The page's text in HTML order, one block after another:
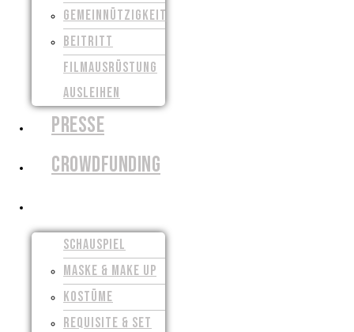
GEMEINNÜTZIGKEIT
BEITRITT
FILMAUSRÜSTUNG
AUSLEIHEN
PRESSE
CROWDFUNDING
SCHAUSPIEL
MASKE & MAKE UP
KOSTÜME
REQUISITE & SET